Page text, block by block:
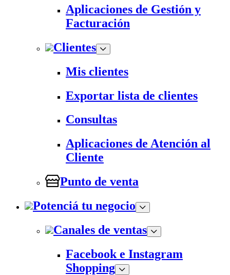
Aplicaciones de Gestión y
Facturación
Clientes
Mis clientes
Exportar lista de clientes
Consultas
Aplicaciones de Atención al
Cliente
Punto de venta
Potenciá tu negocio
Canales de ventas
Facebook e Instagram
Shopping